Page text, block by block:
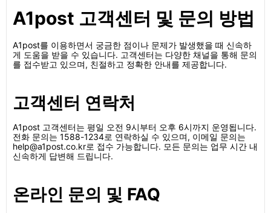
A1post 고객센터 및 문의 방법
A1post를 이용하면서 궁금한 점이나 문제가 발생했을 때 신속하
게 도움을 받을 수 있습니다. 고객센터는 다양한 채널을 통해 문의
를 접수받고 있으며, 친절하고 정확한 안내를 제공합니다.
고객센터 연락처
A1post 고객센터는 평일 오전 9시부터 오후 6시까지 운영됩니다.
전화 문의는 1588-1234로 연락하실 수 있으며, 이메일 문의는
help@a1post.co.kr로 접수 가능합니다. 모든 문의는 업무 시간 내
신속하게 답변해 드립니다.
온라인 문의 및 FAQ